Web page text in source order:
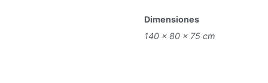
Dimensiones
140 × 80 × 75 cm